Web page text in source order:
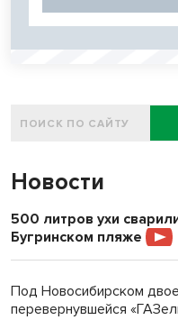
Новости
500 литров ухи
Бугринском пляже
Под Новосибирском
перевернувшейся